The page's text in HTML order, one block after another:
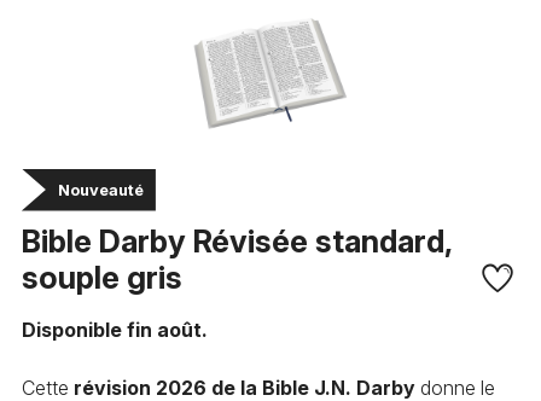
Bible Darby Révisée standard,
souple gris
Disponible fin août.
Cette révision 2026 de la Bible J.N. Darbydonne le